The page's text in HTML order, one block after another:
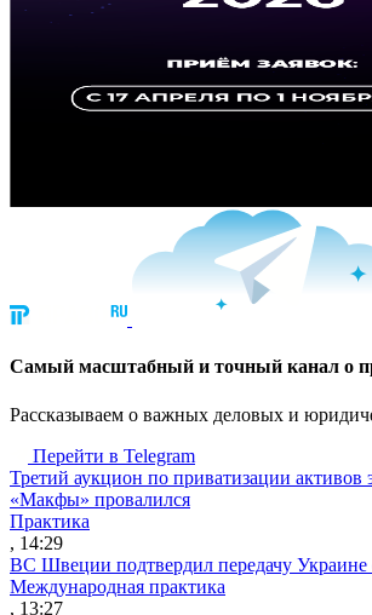
Cамый масштабный и точный канал о
Рассказываем о важных деловых и
Перейти в Telegram
Третий аукцион по приватизации активов
«Макфы» провалился
Практика
, 14:29
ВС Швеции подтвердил передачу Украине
Международная практика
, 13:27